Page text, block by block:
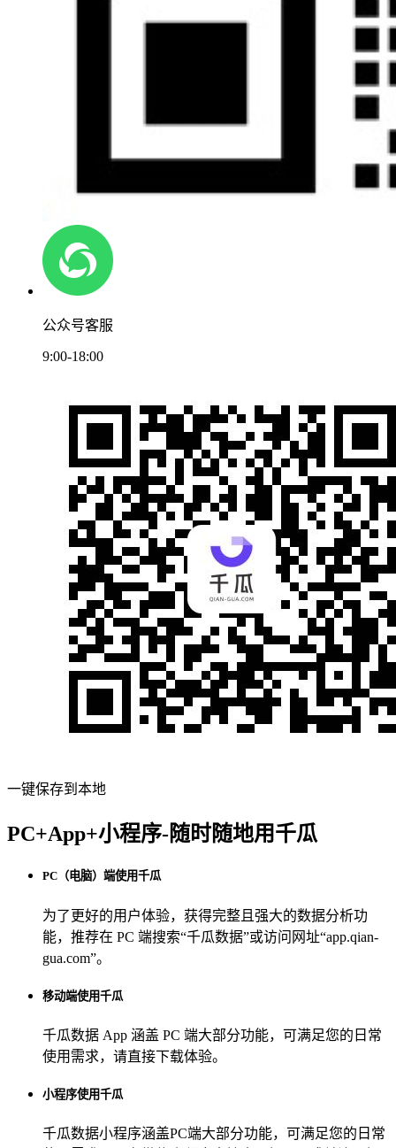
公众号客服
9:00-18:00
一键保存到本地
PC+App+小程序-随时随地用千瓜
PC（电脑）端使用千瓜
为了更好的用户体验，获得完整且强大的数据分析功
能，推荐在 PC 端搜索“千瓜数据”或访问网址“app.qian-
gua.com”。
移动端使用千瓜
千瓜数据 App 涵盖 PC 端大部分功能，可满足您的日常
使用需求，请直接下载体验。
小程序使用千瓜
千瓜数据小程序涵盖PC端大部分功能，可满足您的日常